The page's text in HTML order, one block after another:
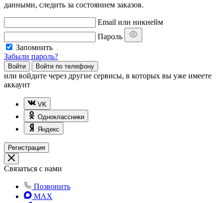
данными, следить за состоянием заказов.
Email или никнейм
Пароль
Запомнить
Забыли пароль?
Войти Войти по телефону
или войдите через другие сервисы, в которых вы уже имеете
аккаунт
VK
Одноклассники
Яндекс
Регистрация
Связаться с нами
Позвонить
MAX